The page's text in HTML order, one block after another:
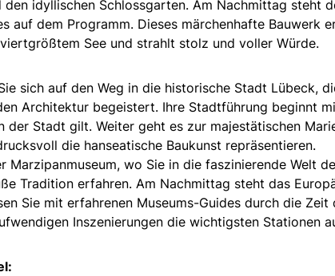
den idyllischen Schlossgarten. Am Nachmittag steht
auf dem Programm. Dieses märchenhafte Bauwerk
See und strahlt stolz und voller Würde.
sich auf den Weg in die historische Stadt Lübeck,
Architektur begeistert. Ihre Stadtführung beginnt
der Stadt gilt. Weiter geht es zur majestätischen
die hanseatische Baukunst repräsentieren.
Marzipanmuseum, wo Sie in die faszinierende Welt
Tradition erfahren. Am Nachmittag steht das
Sie mit erfahrenen Museums-Guides durch die Zeit
Inszenierungen die wichtigsten Stationen